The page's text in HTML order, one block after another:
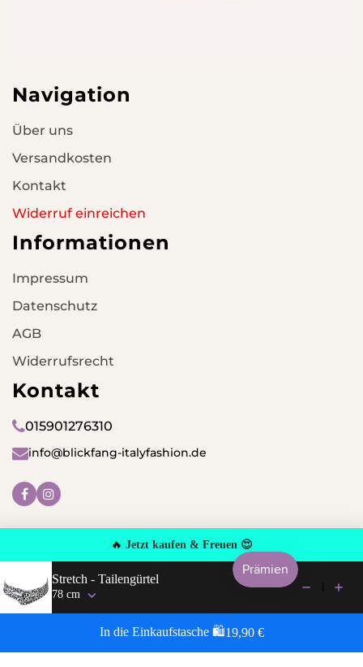
Navigation
Über uns
Versandkosten
Kontakt
Widerruf einreichen
Informationen
Impressum
Datenschutz
AGB
Widerrufsrecht
Kontakt
015901276310
info@blickfang-italyfashion.de
Facebook
Instagram
© 2026,Blickfang Fashion
🔥 Jetzt kaufen & Freuen 😍
Stretch - Tailengürtel
In die Einkaufstasche 🛍️Regular price: 19,90 €
19,90 €